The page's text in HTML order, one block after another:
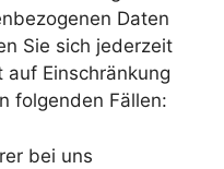
Daten
Sie sich jederzeit
auf Einschränkung
folgenden Fällen:
bei uns